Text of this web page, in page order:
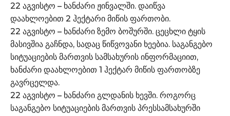
22 აგვისტო – ხანძარი ჟინვალში. დაიწვა
დაახლოებით 2 ჰექტარი მიწის ფართობი.
22 აგვისტო – ხანძარი ზემო ბოშურში. ცეცხლი ტყის
მასივშია გაჩნდა, სადაც წიწვოვანი ხეებია. საგანგებო
სიტუაციების მართვის სამსახურის ინფორმაციით,
ხანძარი დაახლოებით 1 ჰექტარ მიწის ფართობზე
გავრცელდა.
22 აგვისტო – ხანძარი გლდანის ხევში. როგორც
საგანგებო სიტუაციების მართვის პრესსამსახურში